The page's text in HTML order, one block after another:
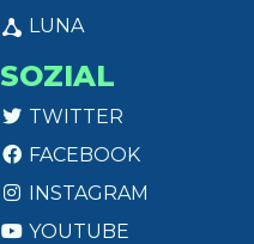
LUNA
SOZIAL
TWITTER
FACEBOOK
INSTAGRAM
YOUTUBE